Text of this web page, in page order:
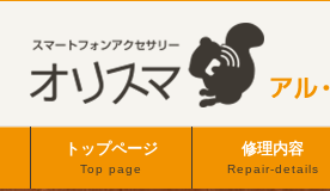
トップページ
Top page
修理内容
Repair-details